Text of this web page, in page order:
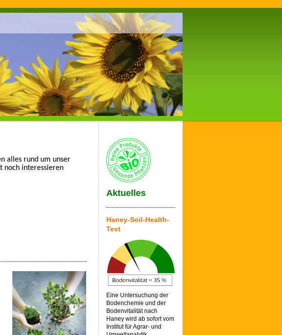
alles rund um unser
noch interessieren
Aktuelles
Haney-Soil-Health-
Test
Eine Untersuchung der
Bodenchemie und der
Bodenvitalität nach
Haney wird ab sofort vom
Institut für Agrar- und